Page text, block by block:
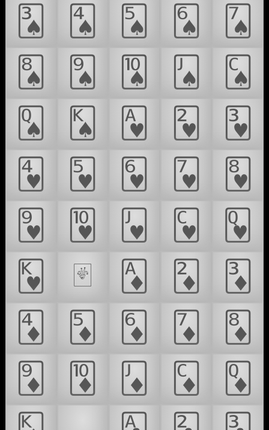
🂣
🂤 🂥 🂦
🂧
🂨
🂩 🂪 🂫
🂬
🂭
🂮 🂱 🂲
🂳
🂴
🂵 🂶 🂷
🂸
🂹
🂺 🂻 🂼
🂽
🂾
🂿 🃁 🃂
🃃
🃄
🃅 🃆 🃇
🃈
🃉
🃊 🃋 🃌
🃍